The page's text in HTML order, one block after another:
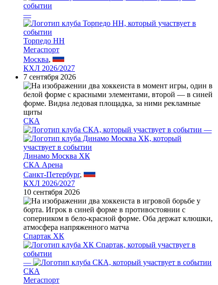
—
Торпедо НН
Мегаспорт
Москва,
КХЛ 2026/2027
7 сентября 2026
СКА
—
Динамо Москва ХК
СКА Арена
Санкт-Петербург,
КХЛ 2026/2027
10 сентября 2026
Спартак ХК
—
СКА
Мегаспорт